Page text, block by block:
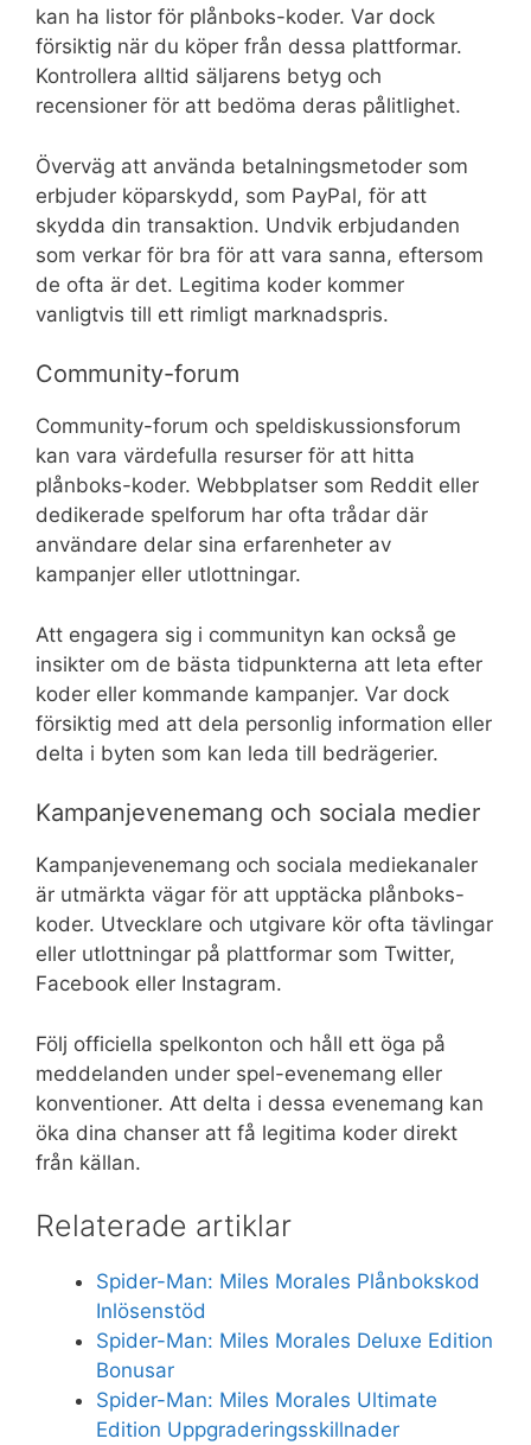
kan ha listor för plånboks-koder. Var dock
försiktig när du köper från dessa plattformar.
Kontrollera alltid säljarens betyg och
recensioner för att bedöma deras pålitlighet.
Överväg att använda betalningsmetoder som
erbjuder köparskydd, som PayPal, för att
skydda din transaktion. Undvik erbjudanden
som verkar för bra för att vara sanna, eftersom
de ofta är det. Legitima koder kommer
vanligtvis till ett rimligt marknadspris.
Community-forum
Community-forum och speldiskussionsforum
kan vara värdefulla resurser för att hitta
plånboks-koder. Webbplatser som Reddit eller
dedikerade spelforum har ofta trådar där
användare delar sina erfarenheter av
kampanjer eller utlottningar.
Att engagera sig i communityn kan också ge
insikter om de bästa tidpunkterna att leta efter
koder eller kommande kampanjer. Var dock
försiktig med att dela personlig information eller
delta i byten som kan leda till bedrägerier.
Kampanjevenemang och sociala medier
Kampanjevenemang och sociala mediekanaler
är utmärkta vägar för att upptäcka plånboks-
koder. Utvecklare och utgivare kör ofta tävlingar
eller utlottningar på plattformar som Twitter,
Facebook eller Instagram.
Följ officiella spelkonton och håll ett öga på
meddelanden under spel-evenemang eller
konventioner. Att delta i dessa evenemang kan
öka dina chanser att få legitima koder direkt
från källan.
Relaterade artiklar
Spider-Man: Miles Morales Plånbokskod
Inlösenstöd
Spider-Man: Miles Morales Deluxe Edition
Bonusar
Spider-Man: Miles Morales Ultimate
Edition Uppgraderingsskillnader